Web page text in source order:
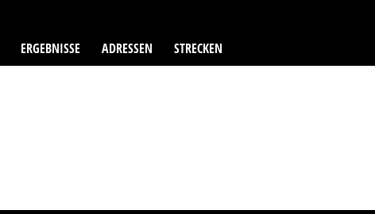
ERGEBNISSE ADRESSEN STRECKEN